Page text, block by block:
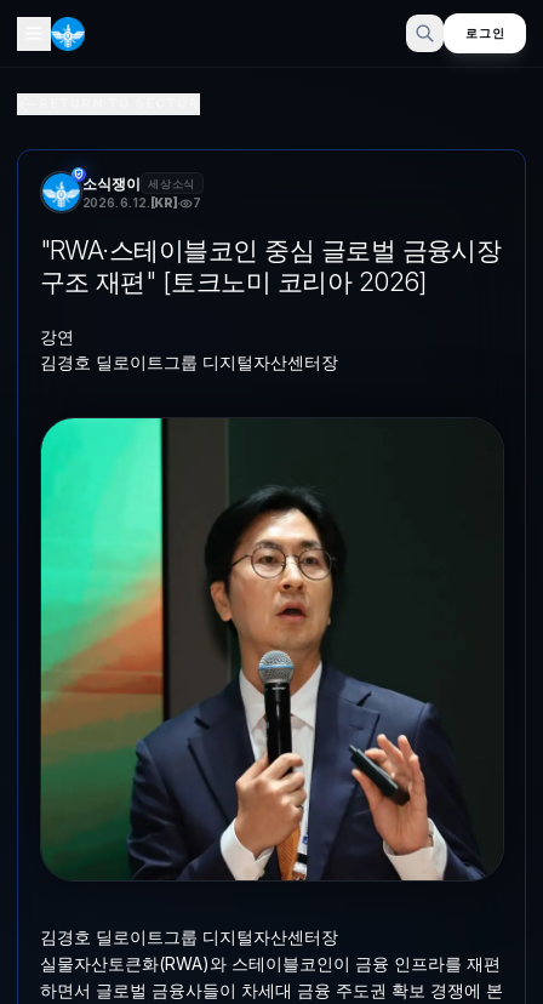
로그인
소식쟁이 세상소식
2026. 6. 12. [KR] 7
"RWA·스테이블코인 중심 글로벌 금융시장
구조 재편" [토크노미 코리아 2026]
강연
김경호 딜로이트그룹 디지털자산센터장
김경호 딜로이트그룹 디지털자산센터장
실물자산토큰화(RWA)와 스테이블코인이 금융 인프라를 재편
하면서 글로벌 금융사들이 차세대 금융 주도권 확보 경쟁에 본